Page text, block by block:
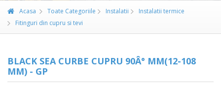
Acasa Toate Categoriile Instalatii
Instalatii termice
Fitinguri din cupru si tevi
BLACK SEA CURBE CUPRU 90Â° MM(12-108
MM) - GP